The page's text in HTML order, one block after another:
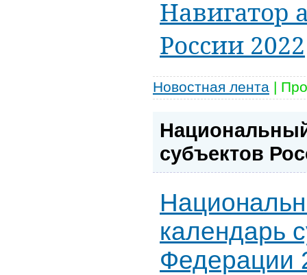
Навигатор
России 2022
Новостная лента |
субъектов
календарь
Федерации